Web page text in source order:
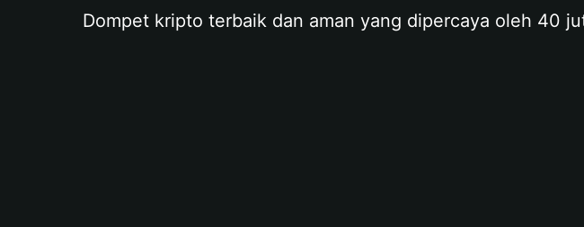
Dompet kripto terbaik dan aman yang dipercaya oleh 40